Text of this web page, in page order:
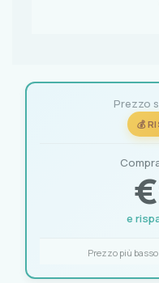
Prezzo
💰
€
e
Prezzo più